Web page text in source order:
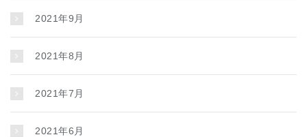
2021年9月
2021年8月
2021年7月
2021年6月